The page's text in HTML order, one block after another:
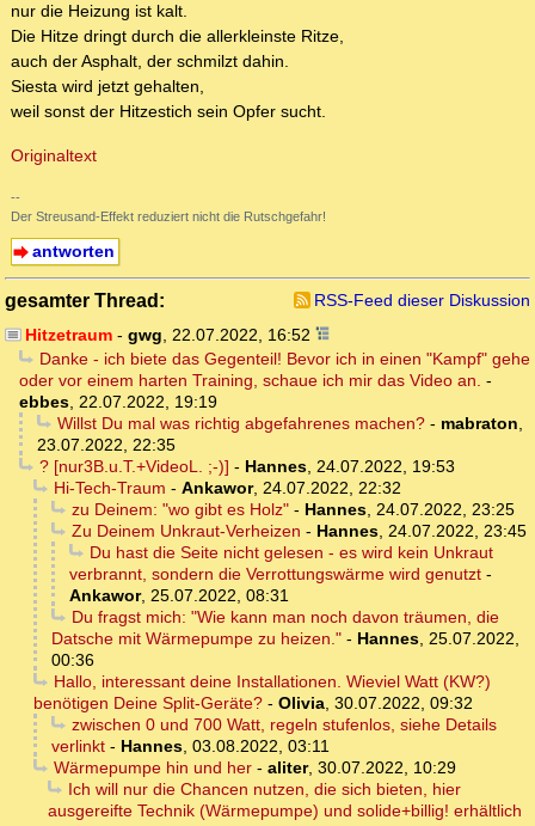
nur die Heizung ist kalt.
Die Hitze dringt durch die allerkleinste Ritze,
auch der Asphalt, der schmilzt dahin.
Siesta wird jetzt gehalten,
weil sonst der Hitzestich sein Opfer sucht.
Originaltext
--
Der Streusand-Effekt reduziert nicht die Rutschgefahr!
antworten
gesamter Thread:
RSS-Feed dieser Diskussion
Hitzetraum- gwg, 22.07.2022, 16:52
Danke - ich biete das Gegenteil! Bevor ich in einen "Kampf" gehe
oder vor einem harten Training, schaue ich mir das Video an. -
ebbes, 22.07.2022, 19:19
Willst Du mal was richtig abgefahrenes machen?- mabraton,
23.07.2022, 22:35
? [nur3B.u.T.+VideoL. ;-)] - Hannes, 24.07.2022, 19:53
Hi-Tech-Traum - Ankawor, 24.07.2022, 22:32
zu Deinem: "wo gibt es Holz"- Hannes, 24.07.2022, 23:25
Zu Deinem Unkraut-Verheizen - Hannes, 24.07.2022, 23:45
Du hast die Seite nicht gelesen - es wird kein Unkraut
verbrannt, sondern die Verrottungswärme wird genutzt -
Ankawor, 25.07.2022, 08:31
Du fragst mich: "Wie kann man noch davon träumen, die
Datsche mit Wärmepumpe zu heizen." - Hannes, 25.07.2022,
00:36
Hallo, interessant deine Installationen. Wieviel Watt (KW?)
benötigen Deine Split-Geräte? - Olivia, 30.07.2022, 09:32
zwischen 0 und 700 Watt, regeln stufenlos, siehe Details
verlinkt - Hannes, 03.08.2022, 03:11
Wärmepumpe hin und her- aliter, 30.07.2022, 10:29
Ich will nur die Chancen nutzen, die sich bieten, hier
ausgereifte Technik (Wärmepumpe) und solide+billig! erhältlich